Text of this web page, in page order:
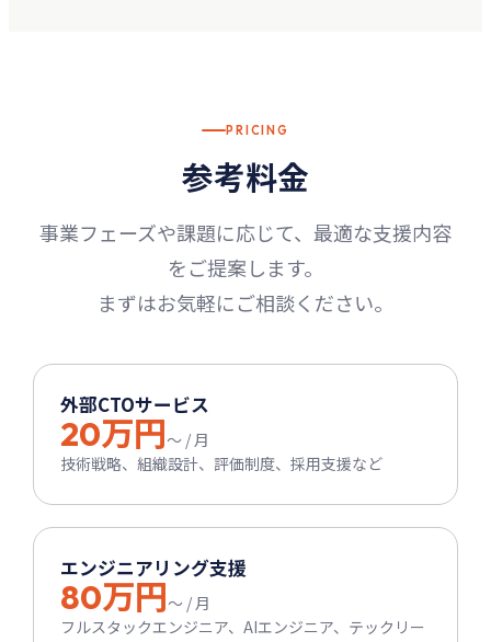
PRICING
参考料金
事業フェーズや課題に応じて、最適な支援内容
をご提案します。
まずはお気軽にご相談ください。
外部CTOサービス
20万円〜 / 月
技術戦略、組織設計、評価制度、採用支援など
エンジニアリング支援
80万円〜 / 月
フルスタックエンジニア、AIエンジニア、テックリー